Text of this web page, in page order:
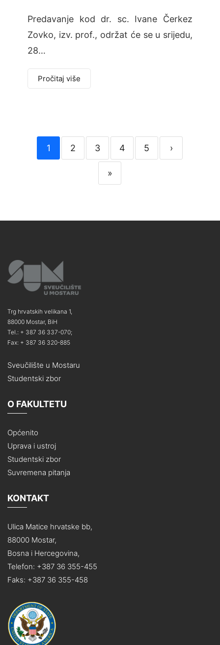
Predavanje kod dr. sc. Ivane Čerkez
Zovko, izv. prof., održat će se u srijedu,
28…
Pročitaj više
1 2 3 4 5 ›
»
Trg hrvatskih velikana 1,
88000 Mostar, BiH
Tel.: + 387 36 337-070;
Fax: + 387 36 320-885
Sveučilište u Mostaru
Studentski zbor
O FAKULTETU
Općenito
Uprava i ustroj
Studentski zbor
Suvremena pitanja
KONTAKT
Ulica Matice hrvatske bb,
88000 Mostar,
Bosna i Hercegovina,
Telefon: +387 36 355-455
Faks: +387 36 355-458